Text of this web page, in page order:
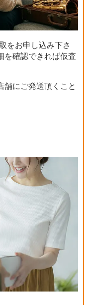
をお申し込み下さ
を確認できれば仮査
舗にご発送頂くこと